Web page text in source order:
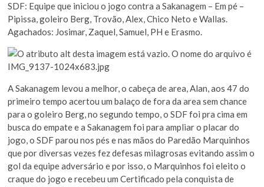
SDF: Equipe que iniciou o jogo contra a Sakanagem – Em pé –
Pipissa, goleiro Berg, Trovão, Alex, Chico Neto e Wallas.
Agachados: Josimar, Zaquel, Samuel, PH e Erasmo.
A Sakanagem levou a melhor, o cabeça de area, Alan, aos 47 do
primeiro tempo acertou um balaço de fora da area sem chance
para o goleiro Berg, no segundo tempo, o SDF foi pra cima em
busca do empate e a Sakanagem foi para ampliar o placar do
jogo, o SDF parou nos pés e nas mãos do Paredão Marquinhos
que por diversas vezes fez defesas milagrosas evitando assim o
gol da equipe adversário e por isso, o Marquinhos foi eleito o
craque do jogo e recebeu um Certificado pela conquista de